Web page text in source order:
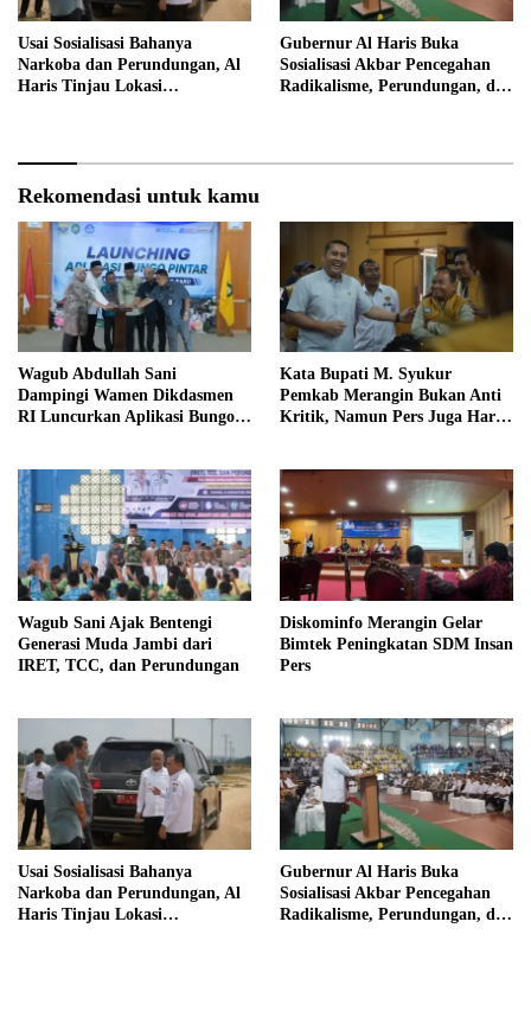
Usai Sosialisasi Bahanya
Narkoba dan Perundungan, Al
Haris Tinjau Lokasi
Gubernur Al Haris Buka
Sosialisasi Akbar Pencegahan
Radikalisme, Perundungan, dan
Rekomendasi untuk kamu
Wagub Abdullah Sani
Dampingi Wamen Dikdasmen
RI Luncurkan Aplikasi Bungo
Kata Bupati M. Syukur
Pemkab Merangin Bukan Anti
Kritik, Namun Pers Juga Harus
Wagub Sani Ajak Bentengi
Generasi Muda Jambi dari
IRET, TCC, dan Perundungan
Diskominfo Merangin Gelar
Bimtek Peningkatan SDM Insan
Pers
Usai Sosialisasi Bahanya
Narkoba dan Perundungan, Al
Haris Tinjau Lokasi
Gubernur Al Haris Buka
Sosialisasi Akbar Pencegahan
Radikalisme, Perundungan, dan